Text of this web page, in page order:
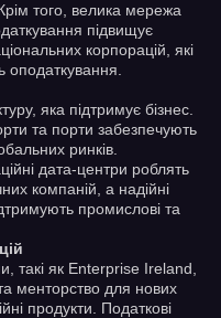
того, велика мережа
підвищує
корпорацій, які
оподаткування.
яка підтримує бізнес.
та порти забезпечують
ринків.
дата-центри роблять
компаній, а надійні
промислові та
такі як Enterprise Ireland,
менторство для нових
продукти. Податкові